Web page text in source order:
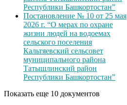
Республики Башкортостан”
Постановление № 10 от 25 мая
2026 г. “О мерах по охране
жизни людей на водоемах
сельского поселения
Кальтяевский сельсовет
муниципального района
Татышлинский район
Республики Башкортостан”
Показать еще 10 документов